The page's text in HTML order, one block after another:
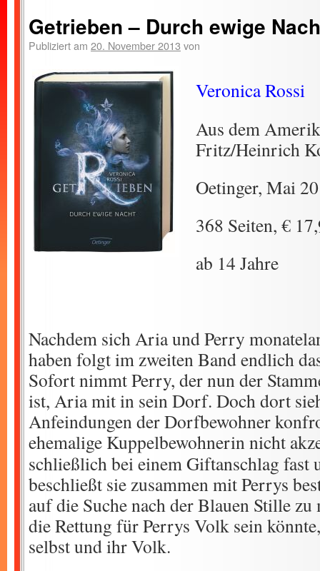
Getrieben – Durch ewige
Publiziert am 20. November 2013 von
Veronica Rossi
Aus dem
Fritz/Heinrich
Oetinger, Mai
368 Seiten, €
ab 14 Jahre
Nachdem sich Aria und Perry
haben folgt im zweiten Band endlich
Sofort nimmt Perry, der nun der
ist, Aria mit in sein Dorf. Doch dort
Anfeindungen der Dorfbewohner
ehemalige Kuppelbewohnerin nicht
schließlich bei einem Giftanschlag fast
beschließt sie zusammen mit Perrys
auf die Suche nach der Blauen Stille
die Rettung für Perrys Volk sein
selbst und ihr Volk.